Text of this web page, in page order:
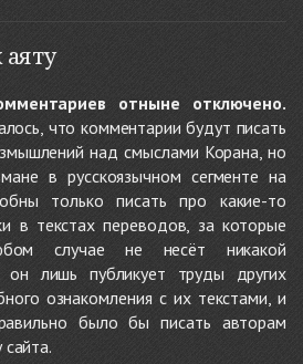
отныне отключено.
что комментарии будут писать
над смыслами Корана, но
в русскоязычном сегменте на
только писать про какие-то
в текстах переводов, за которые
случае не несёт никакой
он лишь публикует труды других
ознакомления с их текстами, и
было бы писать авторам